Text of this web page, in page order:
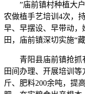
”庙前镇村种植大户
农做植手艺培训4次，
早、早摆设、早带动，
田，庙前镇深切实施“藏
青阳县庙前镇抢抓有
田间办理、开展培训
斤、肥料200余吨，提